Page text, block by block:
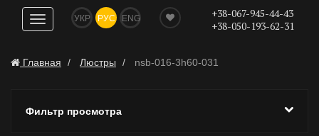
Показать
навигацию
УКР РУС ENG
+38-067-945-44-43
+38-050-193-62-31
Главная Люстры nsb-016-3h60-031
Фильтр просмотра